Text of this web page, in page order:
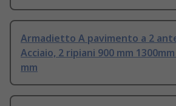
Armadietto A pavimento a 2
Acciaio, 2 ripiani 900 mm
mm